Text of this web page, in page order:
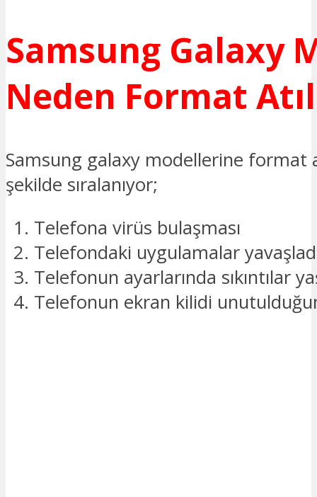
Samsung Galaxy
Neden Format
Samsung galaxy modellerine format
şekilde sıralanıyor;
Telefona virüs bulaşması
Telefondaki uygulamalar
Telefonun ayarlarında sıkıntılar
Telefonun ekran kilidi